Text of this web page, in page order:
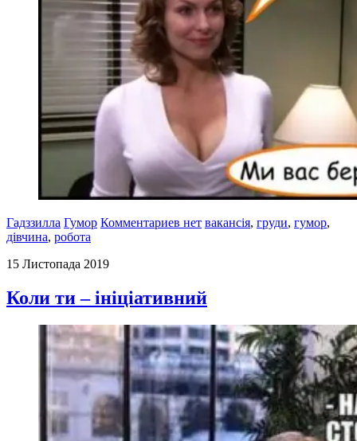
Гадззилла Гумор Комментариев нет вакансія, груди, гумор,
дівчина, робота
15 Листопада 2019
Коли ти – ініціативний